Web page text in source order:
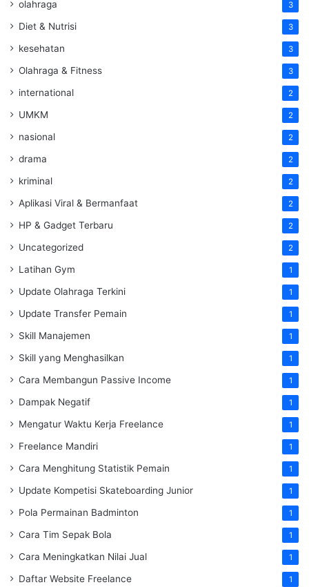
olahraga 3
Diet & Nutrisi 3
kesehatan 3
Olahraga & Fitness 3
international 2
UMKM 2
nasional 2
drama 2
kriminal 2
Aplikasi Viral & Bermanfaat 2
HP & Gadget Terbaru 2
Uncategorized 2
Latihan Gym 1
Update Olahraga Terkini 1
Update Transfer Pemain 1
Skill Manajemen 1
Skill yang Menghasilkan 1
Cara Membangun Passive Income 1
Dampak Negatif 1
Mengatur Waktu Kerja Freelance 1
Freelance Mandiri 1
Cara Menghitung Statistik Pemain 1
Update Kompetisi Skateboarding Junior 1
Pola Permainan Badminton 1
Cara Tim Sepak Bola 1
Cara Meningkatkan Nilai Jual 1
Daftar Website Freelance 1